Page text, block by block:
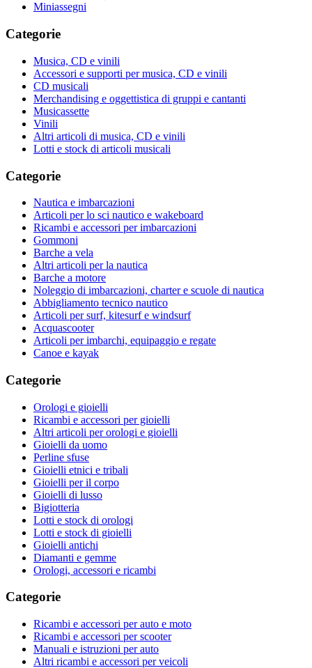
Miniassegni
Categorie
Musica, CD e vinili
Accessori e supporti per musica, CD e vinili
CD musicali
Merchandising e oggettistica di gruppi e cantanti
Musicassette
Vinili
Altri articoli di musica, CD e vinili
Lotti e stock di articoli musicali
Categorie
Nautica e imbarcazioni
Articoli per lo sci nautico e wakeboard
Ricambi e accessori per imbarcazioni
Gommoni
Barche a vela
Altri articoli per la nautica
Barche a motore
Noleggio di imbarcazioni, charter e scuole di nautica
Abbigliamento tecnico nautico
Articoli per surf, kitesurf e windsurf
Acquascooter
Articoli per imbarchi, equipaggio e regate
Canoe e kayak
Categorie
Orologi e gioielli
Ricambi e accessori per gioielli
Altri articoli per orologi e gioielli
Gioielli da uomo
Perline sfuse
Gioielli etnici e tribali
Gioielli per il corpo
Gioielli di lusso
Bigiotteria
Lotti e stock di orologi
Lotti e stock di gioielli
Gioielli antichi
Diamanti e gemme
Orologi, accessori e ricambi
Categorie
Ricambi e accessori per auto e moto
Ricambi e accessori per scooter
Manuali e istruzioni per auto
Altri ricambi e accessori per veicoli